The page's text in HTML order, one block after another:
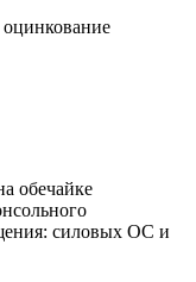
оцинкование
обечайке
силовых ОС и